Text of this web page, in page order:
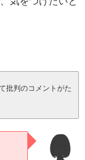
批判のコメントがた